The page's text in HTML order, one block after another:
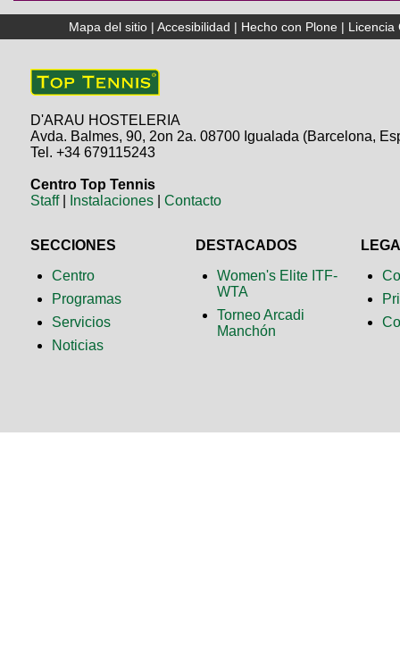
Mapa del sitio |Accesibilidad | Hecho con Plone | Licencia
D'ARAU HOSTELERIA
Avda. Balmes, 90, 2on 2a. 08700 Igualada (Barcelona,
Tel. +34 679115243
Centro Top Tennis
Staff| Instalaciones |Contacto
SECCIONES
Centro
Programas
Servicios
Noticias
DESTACADOS
Women's Elite ITF-
WTA
Torneo Arcadi
Manchón